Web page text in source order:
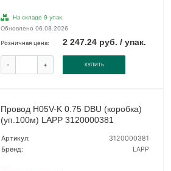
На складе 9 упак.
Обновлено 06.08.2026
Розничная цена: 2 247.24 руб. / упак.
- + КУПИТЬ
Провод H05V-K 0.75 DBU (коробка)
(уп.100м) LAPP 3120000381
Артикул:
3120000381
Бренд:
LAPP